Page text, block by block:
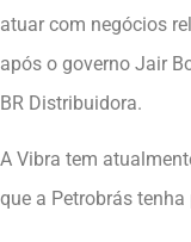
atuar com negócios
após o governo Jair
BR Distribuidora.
A Vibra tem
que a Petrobrás